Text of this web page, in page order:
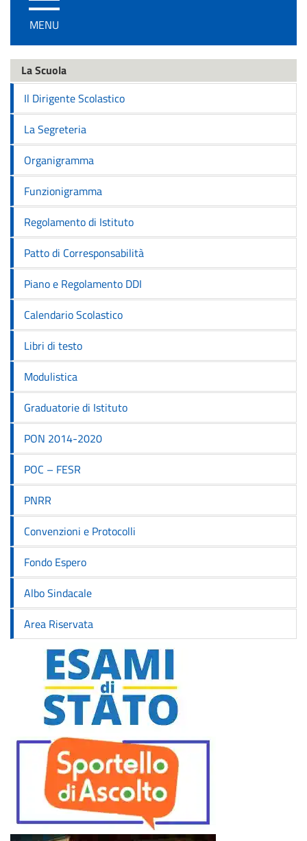
/
disattiva
navigazione
MENU
La Scuola
Il Dirigente Scolastico
La Segreteria
Organigramma
Funzionigramma
Regolamento di Istituto
Patto di Corresponsabilità
Piano e Regolamento DDI
Calendario Scolastico
Libri di testo
Modulistica
Graduatorie di Istituto
PON 2014-2020
POC – FESR
PNRR
Convenzioni e Protocolli
Fondo Espero
Albo Sindacale
Area Riservata